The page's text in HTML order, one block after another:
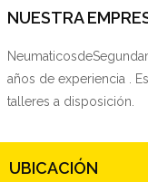
NUESTRA
años de experiencia .
talleres a disposición.
UBICACIÓN